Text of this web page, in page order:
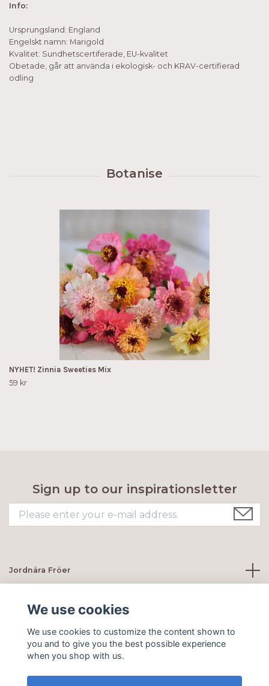
Info:
Ursprungsland: England
Engelskt namn: Marigold
Kvalitet: Sundhetscertiferade, EU-kvalitet
Obetade, går att använda i ekologisk- och KRAV-certifierad
odling
NYHET! Zinnia Sweeties Mix
59 kr
Sign up to our inspirationsletter
Jordnära Fröer
Social Media
We use cookies
We use cookies to customize the content shown to
you and to give you the best possible experience
when you shop with us.